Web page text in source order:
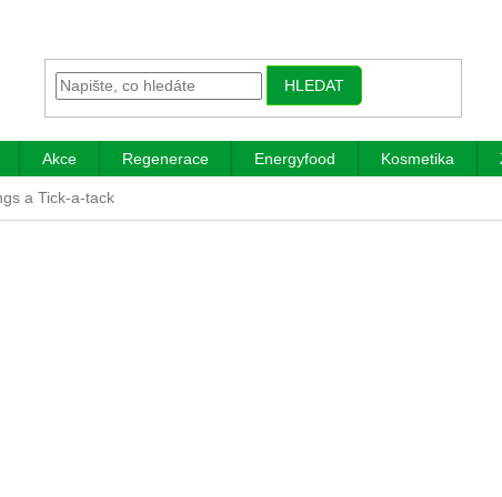
HLEDAT
Akce Regenerace Energyfood Kosmetika
a Tick-a-tack